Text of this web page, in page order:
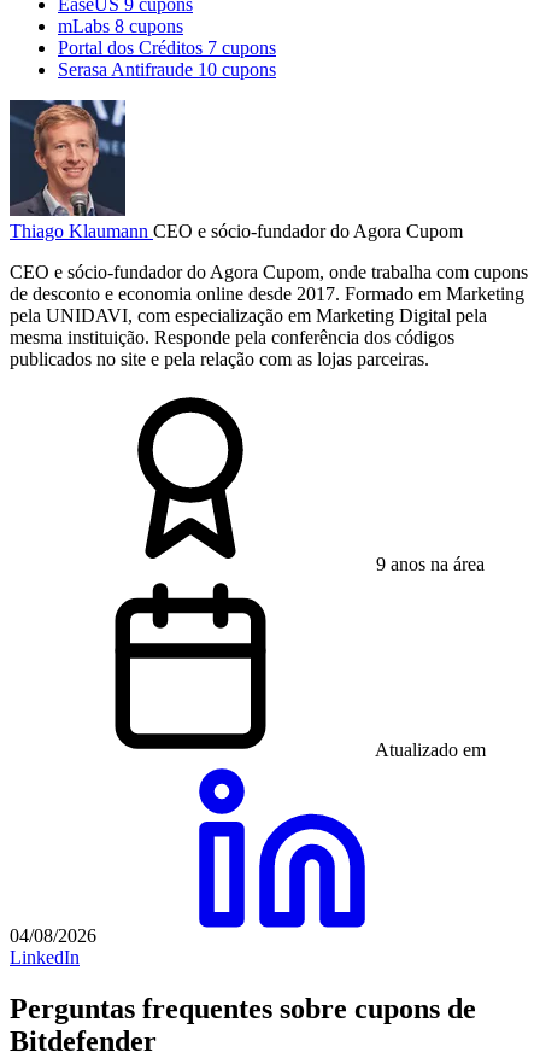
EaseUS 9 cupons
mLabs 8 cupons
Portal dos Créditos 7 cupons
Serasa Antifraude 10 cupons
Thiago Klaumann CEO e sócio-fundador do Agora Cupom
CEO e sócio-fundador do Agora Cupom, onde trabalha com cupons
de desconto e economia online desde 2017. Formado em Marketing
pela UNIDAVI, com especialização em Marketing Digital pela
mesma instituição. Responde pela conferência dos códigos
publicados no site e pela relação com as lojas parceiras.
9 anos na área
Atualizado em
04/08/2026
LinkedIn
Perguntas frequentes sobre cupons de
Bitdefender